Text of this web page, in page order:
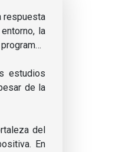
respuesta
la
estudios
de la
del
En